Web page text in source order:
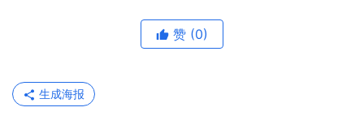
赞 (0)
生成海报